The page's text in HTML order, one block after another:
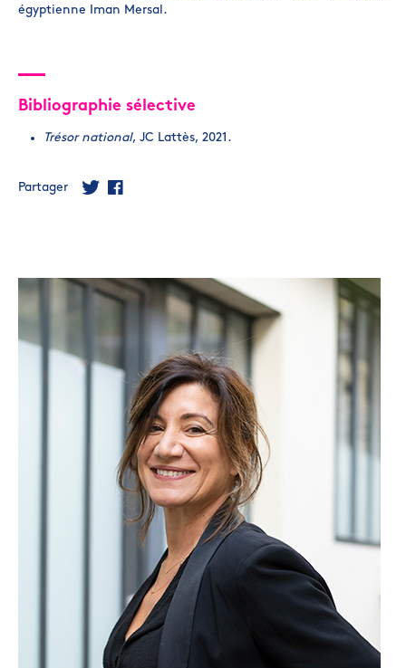
égyptienne Iman Mersal.
Bibliographie sélective
Trésor national, JC Lattès, 2021.
Partager